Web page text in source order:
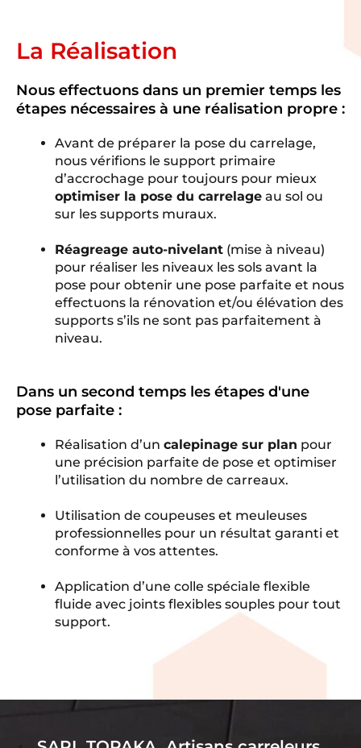
La Réalisation
Nous effectuons dans un premier temps les
étapes nécessaires à une réalisation propre :
Avant de préparer la pose du carrelage,
nous vérifions le support primaire
d’accrochage pour toujours pour mieux
optimiser la pose du carrelage au sol ou
sur les supports muraux.
Réagreage auto-nivelant (mise à niveau)
pour réaliser les niveaux les sols avant la
pose pour obtenir une pose parfaite et nous
effectuons la rénovation et/ou élévation des
supports s’ils ne sont pas parfaitement à
niveau.
Dans un second temps les étapes d'une
pose parfaite :
Réalisation d’un calepinage sur plan pour
une précision parfaite de pose et optimiser
l’utilisation du nombre de carreaux.
Utilisation de coupeuses et meuleuses
professionnelles pour un résultat garanti et
conforme à vos attentes.
Application d’une colle spéciale flexible
fluide avec joints flexibles souples pour tout
support.